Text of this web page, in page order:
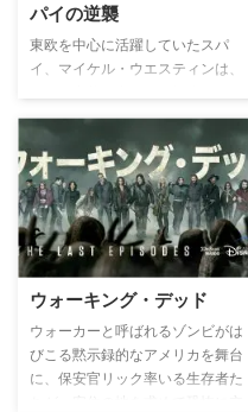
パイの逆襲
東欧を中心に活躍していたスパ
イ、マイケル・ウエスティンは、
る。そして目覚めたのはなぜか故
郷のマイアミ。しかも二度とスパ
イ活動ができぬよう資金は凍結、
おまけにIDすら持っていなかっ
た。仕方なく賞金稼ぎの元カノや
昔なじみのサムとともに人助けを
始めるマイケル。FBIの監視や執
拗に電話をかけてくる心配性の母
マデリンの干渉をかわしながら、
警察も取り上げないような街の事
件を解決していく－。
ウォーキング・デッド
ウォーカーと呼ばれるゾンビがは
びこる黙示録的なアメリカを舞台
に、保安官リック率いる生存者た